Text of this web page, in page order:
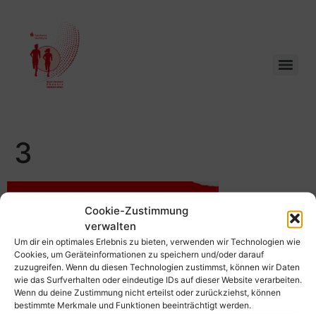
Cookie-Zustimmung
verwalten
Um dir ein optimales Erlebnis zu bieten, verwenden wir Technologien wie
Cookies, um Geräteinformationen zu speichern und/oder darauf
zuzugreifen. Wenn du diesen Technologien zustimmst, können wir Daten
wie das Surfverhalten oder eindeutige IDs auf dieser Website verarbeiten.
Wenn du deine Zustimmung nicht erteilst oder zurückziehst, können
bestimmte Merkmale und Funktionen beeinträchtigt werden.
3
Schreibe einen Kommentar
Du musstangemeldetsein, um einen Kommentar
abzugeben.